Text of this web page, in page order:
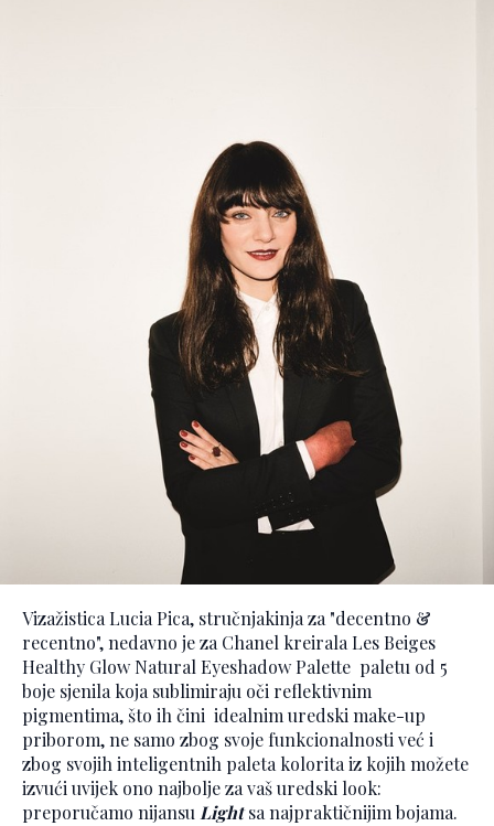
Vizažistica Lucia Pica, stručnjakinja za "decentno &
recentno", nedavno je za Chanel kreirala Les Beiges
Healthy Glow Natural Eyeshadow Palette paletu od 5
boje sjenila koja sublimiraju oči reflektivnim
pigmentima, što ih čini idealnim uredski make-up
priborom, ne samo zbog svoje funkcionalnosti već i
zbog svojih inteligentnih paleta kolorita iz kojih možete
izvući uvijek ono najbolje za vaš uredski look:
preporučamo nijansu Lightsa najpraktičnijim bojama.